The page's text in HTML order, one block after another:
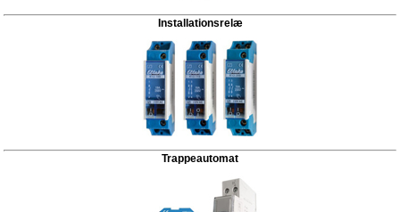
Installationsrelæ
Trappeautomat